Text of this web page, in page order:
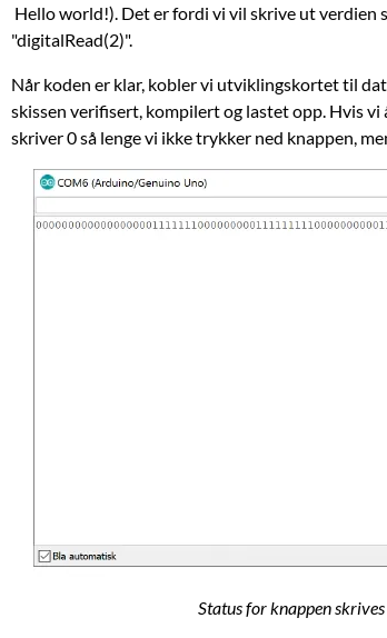
Hello world!). Det er fordi vi vil skrive ut verdien
"digitalRead(2)".
Når koden er klar, kobler vi utviklingskortet til
skissen verifisert, kompilert og lastet opp. Hvis
skriver 0 så lenge vi ikke trykker ned knappen,
Status for knappen